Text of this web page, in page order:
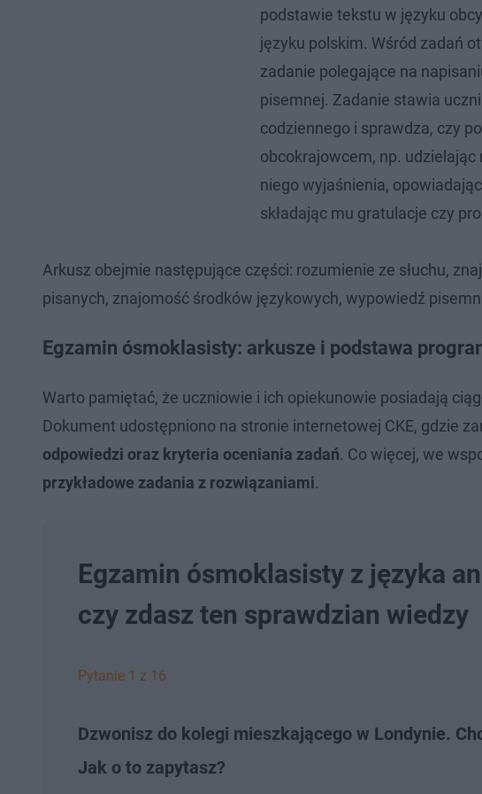
podstawie tekstu w języku
języku polskim. Wśród zadań
zadanie polegające na
pisemnej. Zadanie stawia
codziennego i sprawdza, czy
obcokrajowcem, np.
niego wyjaśnienia,
składając mu gratulacje czy
Arkusz obejmie następujące części: rozumienie ze słuchu,
pisanych, znajomość środków językowych, wypowiedź
Egzamin ósmoklasisty: arkusze i podstawa
Warto pamiętać, że uczniowie i ich opiekunowie posiadają
Dokument udostępniono na stronie internetowej CKE, gdzie
odpowiedzi oraz kryteria oceniania zadań. Co więcej, we
przykładowe zadania z rozwiązaniami.
Egzamin ósmoklasisty z języka
czy zdasz ten sprawdzian wiedzy
Pytanie 1 z 16
Dzwonisz do kolegi mieszkającego w Londynie.
Jak o to zapytasz?